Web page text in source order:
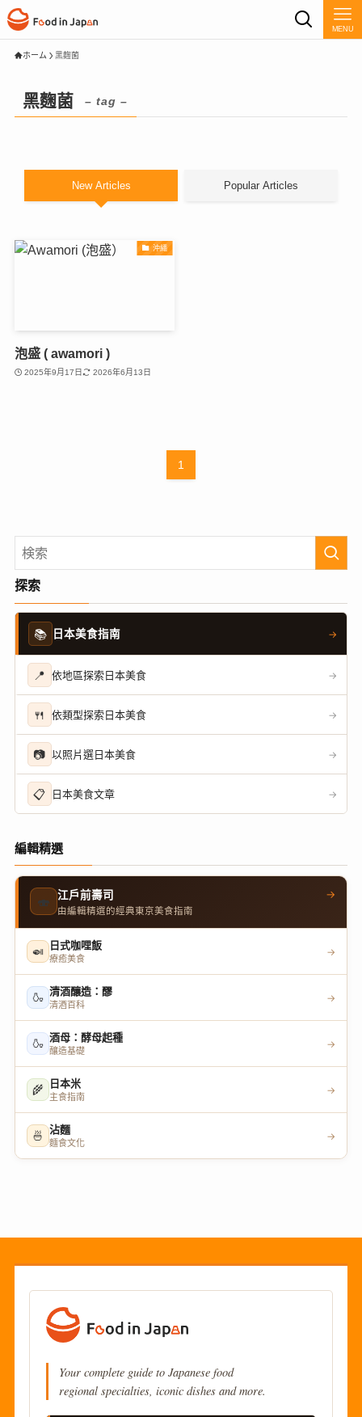
MENU
ホーム 黑麴菌
黑麴菌 – tag –
New Articles Popular Articles
沖繩
泡盛 ( awamori )
2025年9月17日 2026年6月13日
1
探索
📚 日本美食指南 →
📍 依地區探索日本美食 →
🍴 依類型探索日本美食 →
📷 以照片選日本美食 →
📋 日本美食文章 →
編輯精選
🍣 江戶前壽司
由編輯精選的經典東京美食指南
→
🍛 日式咖哩飯
療癒美食
→
🍶 清酒釀造：醪
清酒百科
→
🍶 酒母：酵母起種
釀造基礎
→
🌾 日本米
主食指南
→
🍜 沾麵
麵食文化
→
Your complete guide to Japanese food
regional specialties, iconic dishes and more.